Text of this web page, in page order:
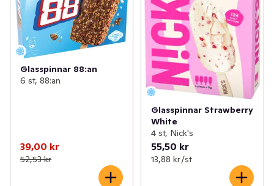
Glasspinnar 88:an
6 st, 88:an
39,00 kr
52,53 kr
Glasspinnar Strawberry
White
4 st, Nick's
55,50 kr
13,88 kr /st